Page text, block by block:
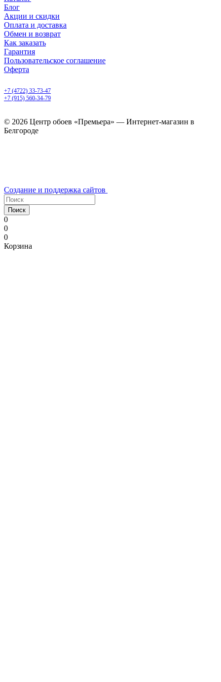
Блог
Акции и скидки
Оплата и доставка
Обмен и возврат
Как заказать
Гарантия
Пользовательское соглашение
Оферта
+7 (4722) 33-73-47
+7 (915) 560-34-79
© 2026 Центр обоев «Премьера» — Интернет-магазин в
Белгороде
Создание и поддержка сайтов
Поиск
0
0
0
Корзина